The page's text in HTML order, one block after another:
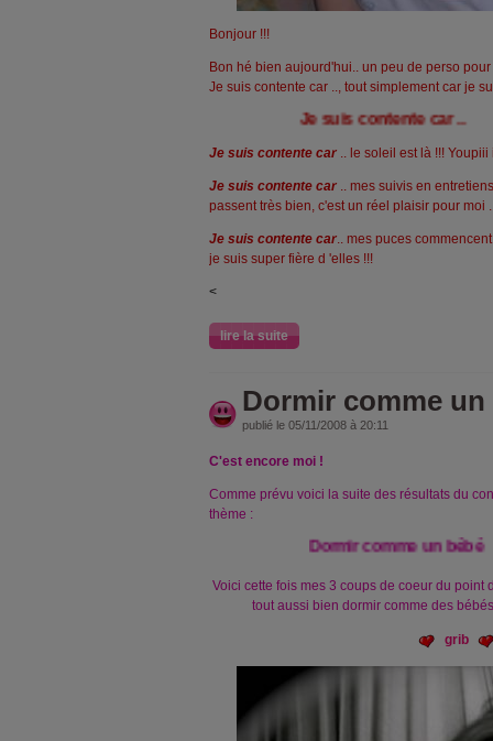
Bonjour !!!
Bon hé bien aujourd'hui.. un peu de perso
Je suis contente car .., tout simplement car je
Je suis contente car ..
Je suis contente car .. le soleil est là !!!
Je suis contente car .. mes suivis en
passent très bien, c'est un réel plaisir pour moi
Je suis contente car.. mes puces
je suis super fière d 'elles !!!
<
lire la suite
Dormir comme
publié le 05/11/2008 à 20:11
C'est encore moi !
Comme prévu voici la suite des résultats du
thème :
Dormir comme un bébé
Voici cette fois mes 3 coups de coeur du point
tout aussi bien dormir comme des
grib